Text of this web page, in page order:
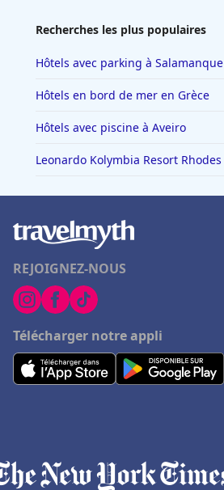
Recherches les plus populaires
Hôtels avec parking à Salamanque
Hôtels en bord de mer en Grèce
Hôtels avec piscine à Aveiro
Leonardo Kolymbia Resort Rhodes
REJOIGNEZ-NOUS
Télécharger notre appli